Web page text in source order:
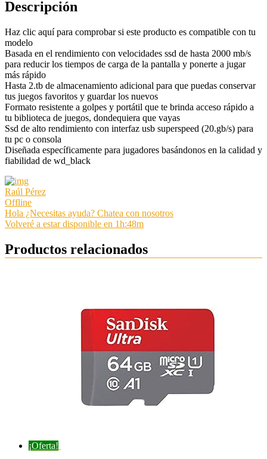
Descripción
Haz clic aquí para comprobar si este producto es compatible con tu
modelo
Basada en el rendimiento con velocidades ssd de hasta 2000 mb/s
para reducir los tiempos de carga de la pantalla y ponerte a jugar
más rápido
Hasta 2.tb de almacenamiento adicional para que puedas conservar
tus juegos favoritos y guardar los nuevos
Formato resistente a golpes y portátil que te brinda acceso rápido a
tu biblioteca de juegos, dondequiera que vayas
Ssd de alto rendimiento con interfaz usb superspeed (20.gb/s) para
tu pc o consola
Diseñada específicamente para jugadores basándonos en la calidad y
fiabilidad de wd_black
Raúl Pérez
Offline
Hola ¿Necesitas ayuda? Chatea con nosotros
Volveré a estar disponible en 1h:48m
Productos relacionados
¡Oferta!